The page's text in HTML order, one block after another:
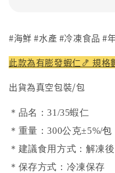
#海鮮 #水產 #冷凍食品 #
此款為有膨發蝦仁🍤 規格
出貨為真空包裝/包
＊品名：31/35蝦仁
＊重量：300公克±5%/包
＊建議食用方式：解凍
＊保存方式：冷凍保存